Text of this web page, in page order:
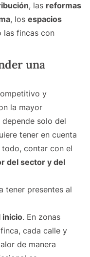
, las reformas
, los espacios
las fincas con
una
y
la mayor
solo del
tener en cuenta
contar con el
del sector y del
tener presentes al
inicio. En zonas
cada calle y
de manera